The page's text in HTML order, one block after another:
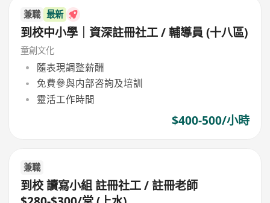
兼職 最新
到校中小學｜資深註冊社工 / 輔導員 (十八區)
童創文化
隨表現調整薪酬
免費參與内部咨詢及培訓
靈活工作時間
$400-500/小時
兼職
到校 讀寫小組 註冊社工 / 註冊老師